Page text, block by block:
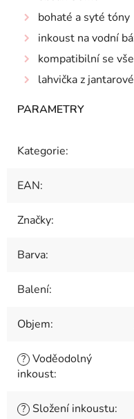
bohaté a syté tóny
inkoust na vodní
kompatibilní se
lahvička z
Kategorie:
EAN:
Značky:
Barva:
Balení:
Objem:
? Voděodolný
inkoust:
? Složení inkoustu: